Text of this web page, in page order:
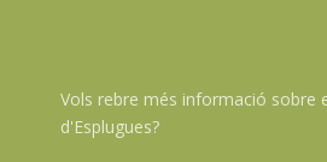
Vols rebre més informació sobre
d'Esplugues?